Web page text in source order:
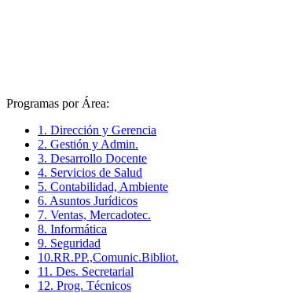
Programas por Área:
1. Dirección y Gerencia
2. Gestión y Admin.
3. Desarrollo Docente
4. Servicios de Salud
5. Contabilidad, Ambiente
6. Asuntos Jurídicos
7. Ventas, Mercadotec.
8. Informática
9. Seguridad
10.RR.PP.,Comunic.Bibliot.
11. Des. Secretarial
12. Prog. Técnicos